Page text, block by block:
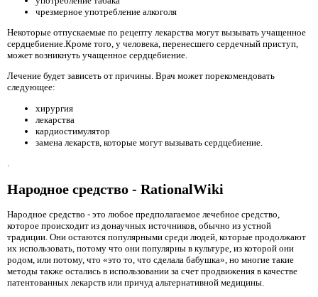
чрезмерное употребление алкоголя
Некоторые отпускаемые по рецепту лекарства могут вызывать учащенное
сердцебиение.Кроме того, у человека, перенесшего сердечный приступ,
может возникнуть учащенное сердцебиение.
Лечение будет зависеть от причины. Врач может порекомендовать
следующее:
хирургия
лекарства
кардиостимулятор
замена лекарств, которые могут вызывать сердцебиение.
.
Народное средство - RationalWiki
Народное средство - это любое предполагаемое лечебное средство,
которое происходит из донаучных источников, обычно из устной
традиции. Они остаются популярными среди людей, которые продолжают
их использовать, потому что они популярны в культуре, из которой они
родом, или потому, что «это то, что сделала бабушка», но многие такие
методы также остались в использовании за счет продвижения в качестве
патентованных лекарств или причуд альтернативной медицины.